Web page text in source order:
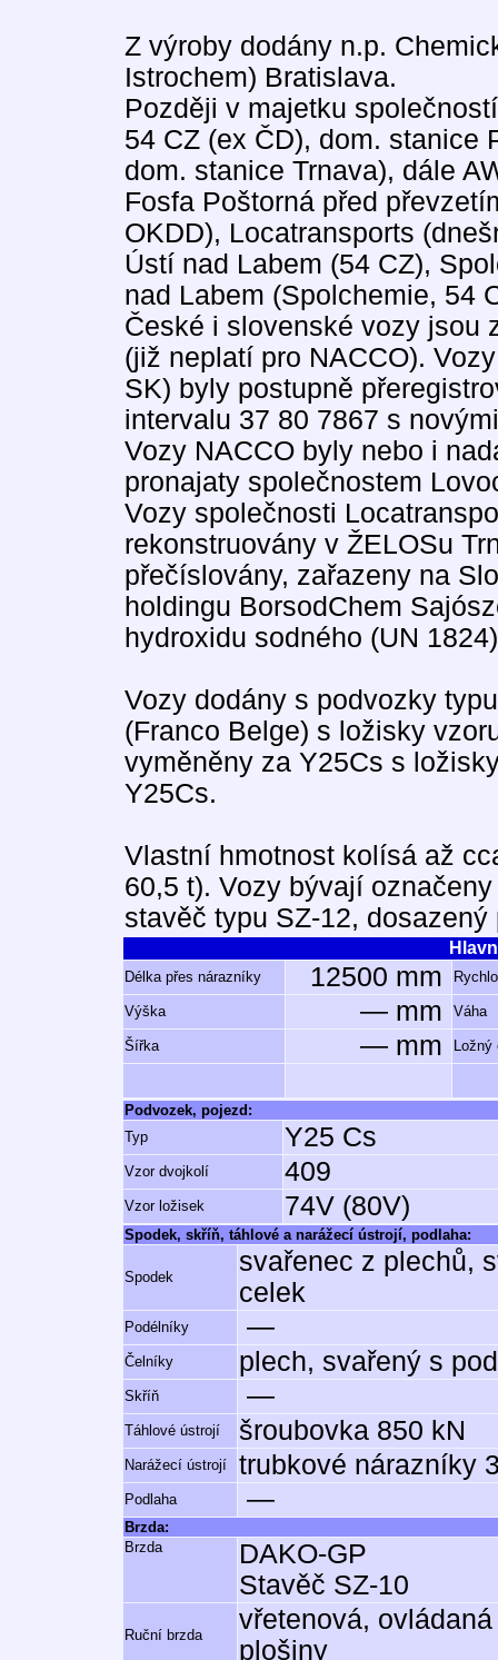
Z výroby dodány n.p.
Istrochem) Bratislava.
Později v majetku
54 CZ (ex ČD), dom. stanice
dom. stanice Trnava), dále
Fosfa Poštorná před
OKDD), Locatransports
Ústí nad Labem (54 CZ),
nad Labem (Spolchemie, 54
České i slovenské vozy jsou
(již neplatí pro NACCO).
SK) byly postupně
intervalu 37 80 7867 s
Vozy NACCO byly nebo i
pronajaty společnostem
Vozy společnosti
rekonstruovány v ŽELOSu
přečíslovány, zařazeny na
holdingu BorsodChem
hydroxidu sodného (UN
Vozy dodány s podvozky
(Franco Belge) s ložisky
vyměněny za Y25Cs s
Y25Cs.
Vlastní hmotnost kolísá až
60,5 t). Vozy bývají
stavěč typu SZ-12,
Délka přes nárazníky 12500 mm
Výška — mm Váha
Šířka — mm Ložný
Podvozek, pojezd:
Typ
Y25 Cs
Vzor dvojkolí 409
Vzor ložisek 74V (80V)
Spodek, skříň, táhlové a narážecí ústrojí, podlaha:
Spodek
svařenec z plechů,
celek
Podélníky —
Čelníky plech, svařený s
Skříň —
Táhlové ústrojí šroubovka 850 kN
Narážecí ústrojí trubkové nárazníky
Podlaha —
Brzda:
Brzda
DAKO-GP
Stavěč SZ-10
Ruční brzda
vřetenová,
plošiny